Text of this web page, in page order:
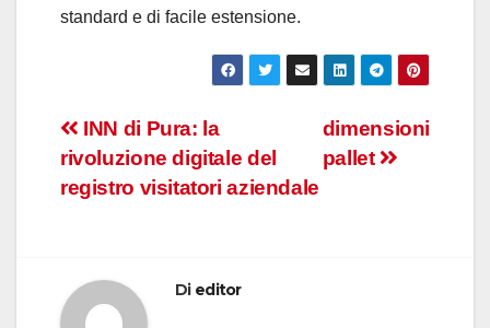
standard e di facile estensione.
Navigazione
articoli
dimensioni
pallet
INN di Pura: la
rivoluzione digitale del
registro visitatori aziendale
Di editor